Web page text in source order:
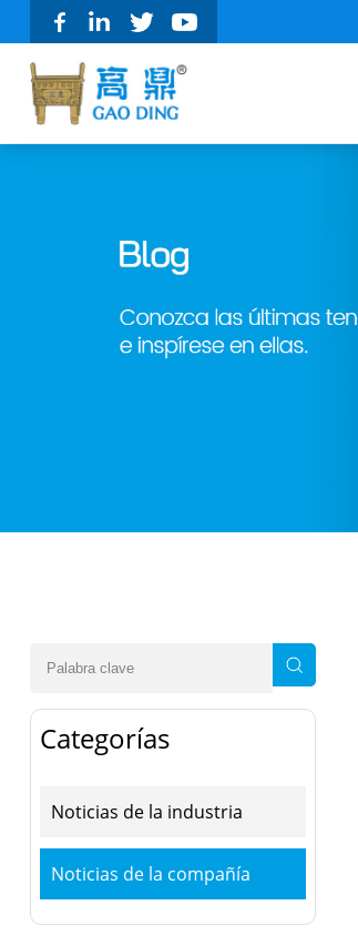
Categorías
Noticias de la industria
Noticias de la compañía